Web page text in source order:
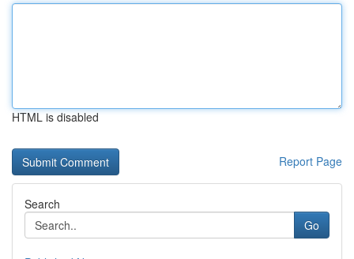
HTML is disabled
Report Page
Search
Go